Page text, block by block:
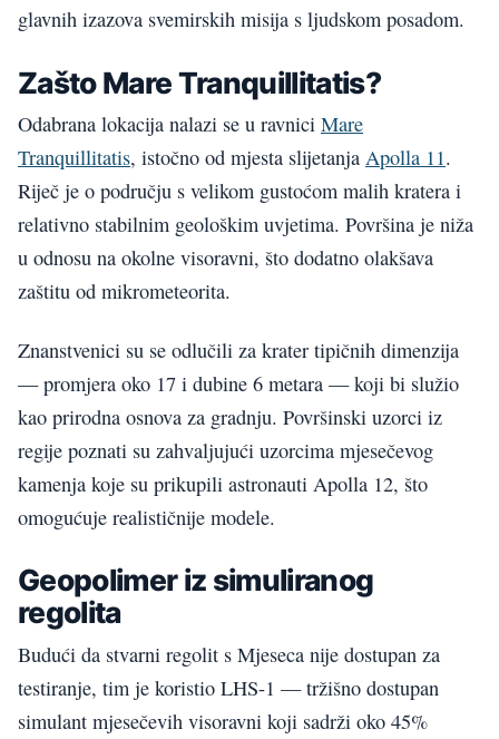
glavnih izazova svemirskih misija s ljudskom posadom.
Zašto Mare Tranquillitatis?
Odabrana lokacija nalazi se u ravnici Mare
Tranquillitatis, istočno od mjesta slijetanja Apolla 11.
Riječ je o području s velikom gustoćom malih kratera i
relativno stabilnim geološkim uvjetima. Površina je niža
u odnosu na okolne visoravni, što dodatno olakšava
zaštitu od mikrometeorita.
Znanstvenici su se odlučili za krater tipičnih dimenzija
— promjera oko 17 i dubine 6 metara — koji bi služio
kao prirodna osnova za gradnju. Površinski uzorci iz
regije poznati su zahvaljujući uzorcima mjesečevog
kamenja koje su prikupili astronauti Apolla 12, što
omogućuje realističnije modele.
Geopolimer iz simuliranog
regolita
Budući da stvarni regolit s Mjeseca nije dostupan za
testiranje, tim je koristio LHS-1 — tržišno dostupan
simulant mjesečevih visoravni koji sadrži oko 45%